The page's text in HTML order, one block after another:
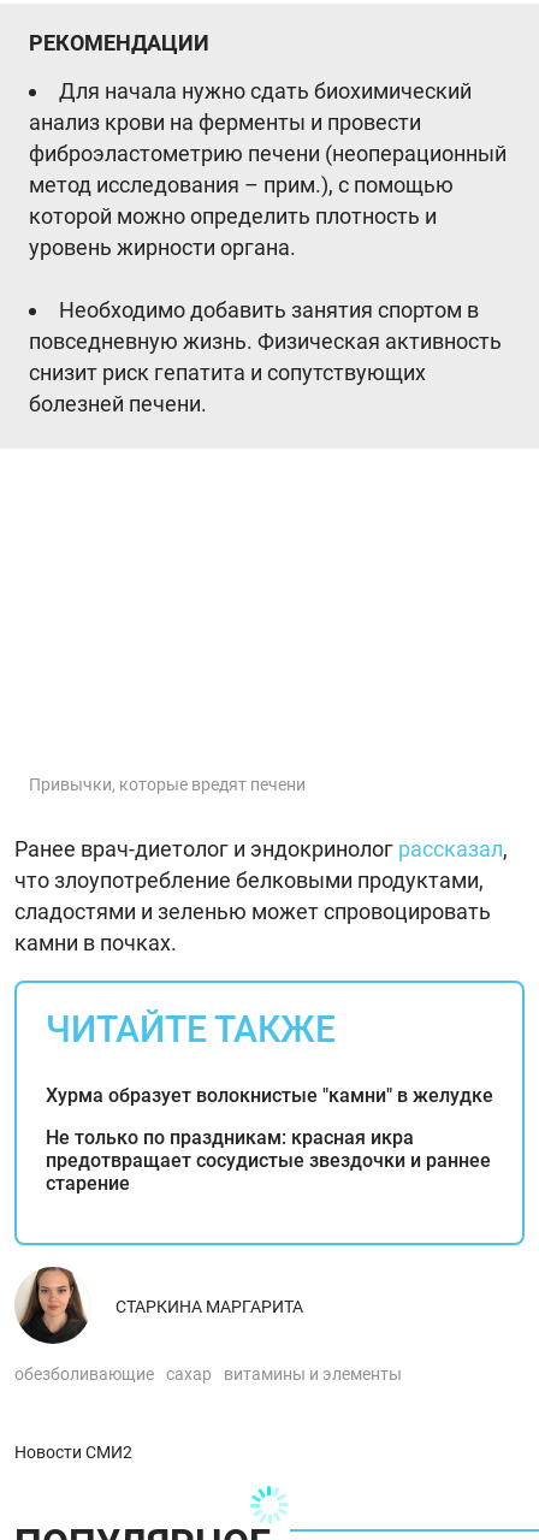
РЕКОМЕНДАЦИИ
Для начала нужно сдать биохимический
анализ крови на ферменты и провести
фиброэластометрию печени (неоперационный
метод исследования – прим.), с помощью
которой можно определить плотность и
уровень жирности органа.
Необходимо добавить занятия спортом в
повседневную жизнь. Физическая активность
снизит риск гепатита и сопутствующих
болезней печени.
Привычки, которые вредят печени
Ранее врач-диетолог и эндокринолог рассказал,
что злоупотребление белковыми продуктами,
сладостями и зеленью может спровоцировать
камни в почках.
ЧИТАЙТЕ ТАКЖЕ
Хурма образует волокнистые "камни" в желудке
Не только по праздникам: красная икра
предотвращает сосудистые звездочки и раннее
старение
СТАРКИНА МАРГАРИТА
обезболивающие сахар витамины и элементы
Новости СМИ2